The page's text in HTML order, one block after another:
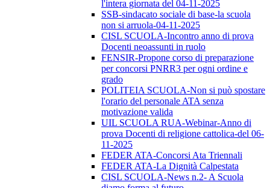
l'intera giornata del 04-11-2025
SSB-sindacato sociale di base-la scuola
non si arruola-04-11-2025
CISL SCUOLA-Incontro anno di prova
Docenti neoassunti in ruolo
FENSIR-Propone corso di preparazione
per concorsi PNRR3 per ogni ordine e
grado
POLITEIA SCUOLA-Non si può spostare
l'orario del personale ATA senza
motivazione valida
UIL SCUOLA RUA-Webinar-Anno di
prova Docenti di religione cattolica-del 06-
11-2025
FEDER ATA-Concorsi Ata Triennali
FEDER ATA-La Dignità Calpestata
CISL SCUOLA-News n.2- A Scuola